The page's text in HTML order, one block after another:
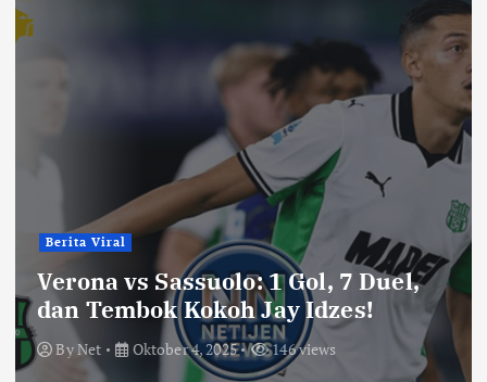
Berita Viral
Verona vs Sassuolo: 1 Gol, 7 Duel,
dan Tembok Kokoh Jay Idzes!
ByNet Oktober 4, 2025 146 views